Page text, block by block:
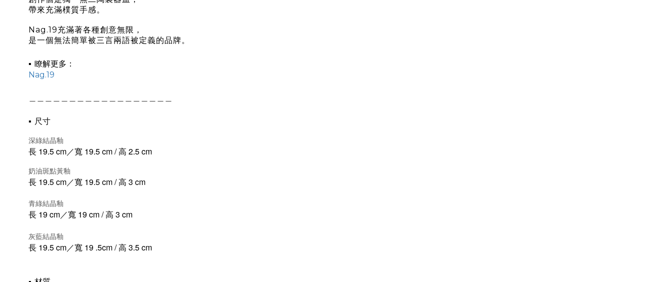
帶來充滿樸質手感。
Nag.19充滿著各種創意無限，
是一個無法簡單被三言兩語被定義的品牌。
▪ 瞭解更多：
Nag.19
▪ 尺寸
深綠結晶釉
長 19.5 cm／寬 19.5 cm / 高 2.5 cm
奶油斑點黃釉
長 19.5 cm／寬 19.5 cm / 高 3 cm
青綠結晶釉
長 19 cm／寬 19 cm / 高 3 cm
灰藍結晶釉
長 19.5 cm／寬 19 .5cm / 高 3.5 cm